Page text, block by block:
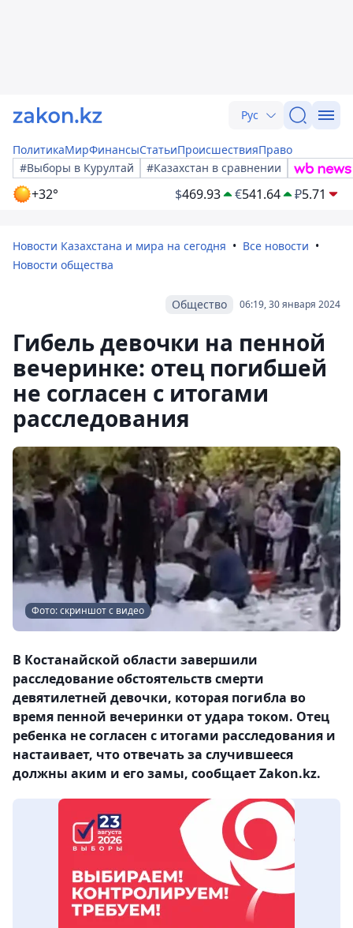
Рус
ПолитикаМирФинансыСтатьиПроисшествияПраво
#Выборы в Курултай
#Казахстан в сравнении
+32° $469.93 €541.64 ₽5.71
Новости Казахстана и мира на сегодня
Все новости
Новости общества
06:19, 30 января 2024
Общество
Гибель девочки на пенной
вечеринке: отец погибшей
не согласен с итогами
расследования
Фото: скриншот с видео
В Костанайской области завершили
расследование обстоятельств смерти
девятилетней девочки, которая погибла во
время пенной вечеринки от удара током. Отец
ребенка не согласен с итогами расследования и
настаивает, что отвечать за случившееся
должны аким и его замы, сообщает Zakon.kz.